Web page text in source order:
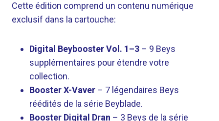
Cette édition comprend un contenu numérique
exclusif dans la cartouche:
Digital Beybooster Vol. 1–3 – 9 Beys
supplémentaires pour étendre votre
collection.
Booster X-Vaver – 7 légendaires Beys
réédités de la série Beyblade.
Booster Digital Dran – 3 Beys de la série